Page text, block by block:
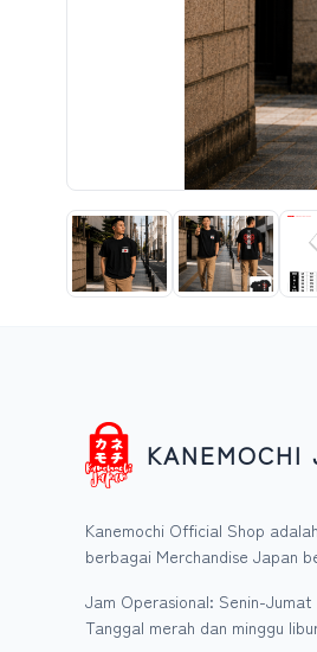
KANEMOCHI
Kanemochi Official Shop
berbagai Merchandise Japan
Jam Operasional: Senin-
Tanggal merah dan minggu